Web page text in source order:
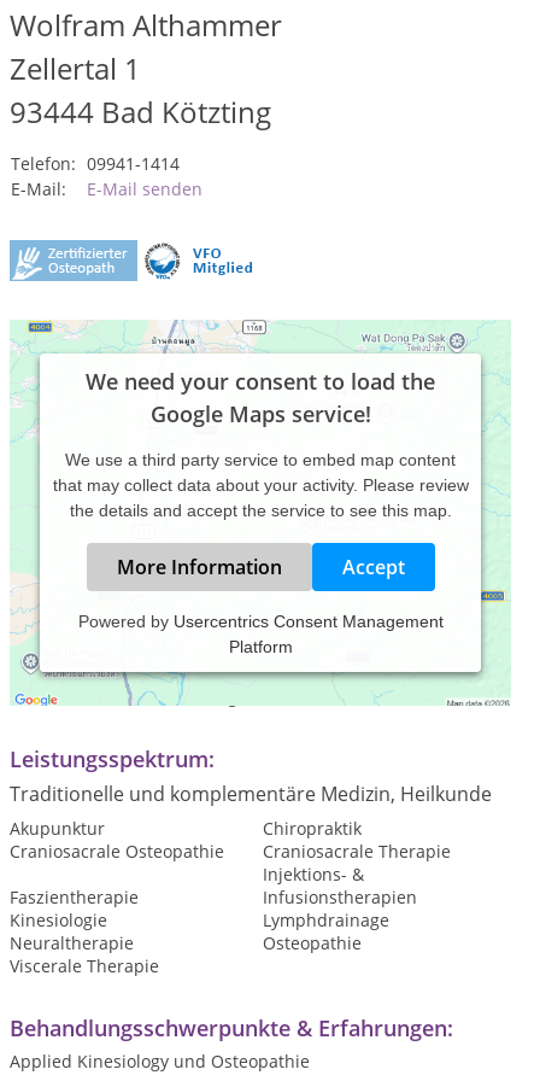
Wolfram Althammer
Zellertal 1
93444 Bad Kötzting
Telefon: 09941-1414
E-Mail:
E-Mail senden
We need your consent to load the
Google Maps service!
We use a third party service to embed map content
that may collect data about your activity. Please review
the details and accept the service to see this map.
More Information Accept
Powered by Usercentrics Consent Management
Platform
Praxiszeiten:
Termine nach Vereinbarung!
Leistungsspektrum:
Traditionelle und komplementäre Medizin, Heilkunde
Akupunktur
Chiropraktik
Craniosacrale Osteopathie
Craniosacrale Therapie
Faszientherapie
Injektions- &
Infusionstherapien
Kinesiologie
Lymphdrainage
Neuraltherapie
Osteopathie
Viscerale Therapie
Behandlungsschwerpunkte & Erfahrungen:
Applied Kinesiology und Osteopathie